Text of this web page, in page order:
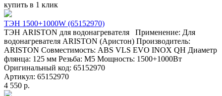
купить в 1 клик
ТЭН 1500+1000W (65152970)
ТЭН ARISTON для водонагревателя Применение: Для
водонагревателя ARISTON (Аристон) Производитель:
ARISTON Совместимость: ABS VLS EVO INOX QH Диаметр
флянца: 125 мм Резьба: М5 Мощность: 1500+1000Вт
Оригинальный код: 65152970
Артикул: 65152970
4 550 р.